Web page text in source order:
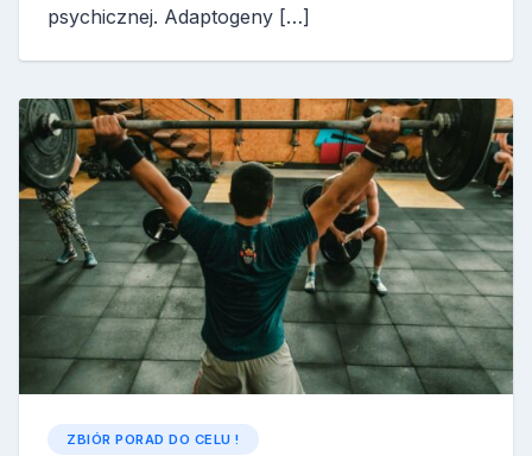
psychicznej. Adaptogeny […]
ZBIÓR PORAD DO CELU !